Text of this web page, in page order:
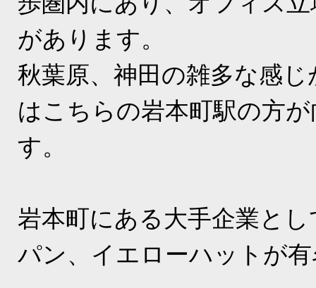
があります。
秋葉原、神田の雑多な感
はこちらの岩本町駅の方
す。
岩本町にある大手企業と
パン、イエローハットが